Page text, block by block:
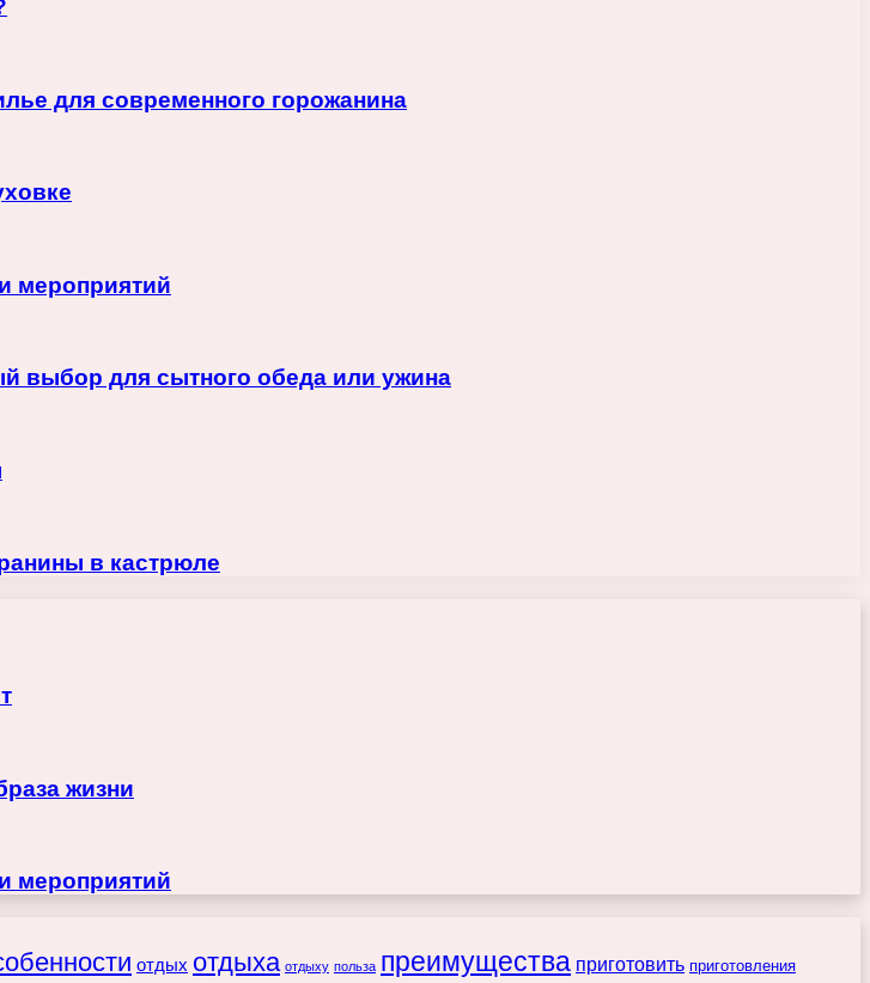
для современного горожанина
мероприятий
выбор для сытного обеда или ужина
в кастрюле
жизни
мероприятий
отдых отдыха отдыху польза преимущества приготовить приготовления